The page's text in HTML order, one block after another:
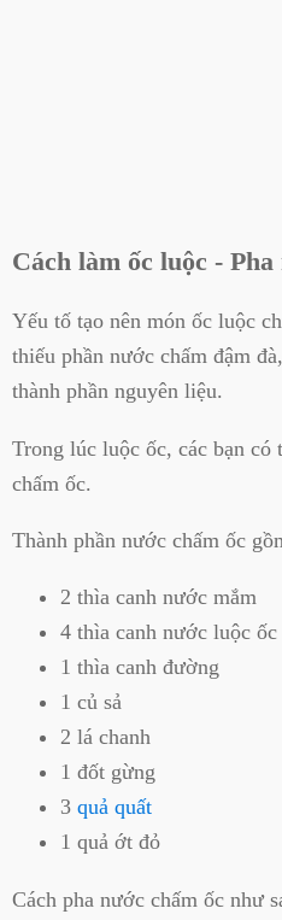
Cách làm ốc luộc -
Yếu tố tạo nên món ốc luộc
thiếu phần nước chấm đậm
thành phần nguyên liệu.
Trong lúc luộc ốc, các bạn có
chấm ốc.
Thành phần nước chấm ốc
2 thìa canh nước mắm
4 thìa canh nước luộc
1 thìa canh đường
1 củ sả
2 lá chanh
1 đốt gừng
3 quả quất
1 quả ớt đỏ
Cách pha nước chấm ốc như